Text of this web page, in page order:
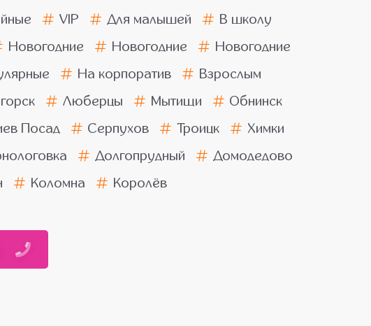
VIP Для малышей
В школу
Новогодние Новогодние
Новогодние
На корпоратив
Взрослым
Люберцы Мытищи
Обнинск
Посад Серпухов Троицк
Химки
Долгопрудный
Домодедово
Коломна Королёв